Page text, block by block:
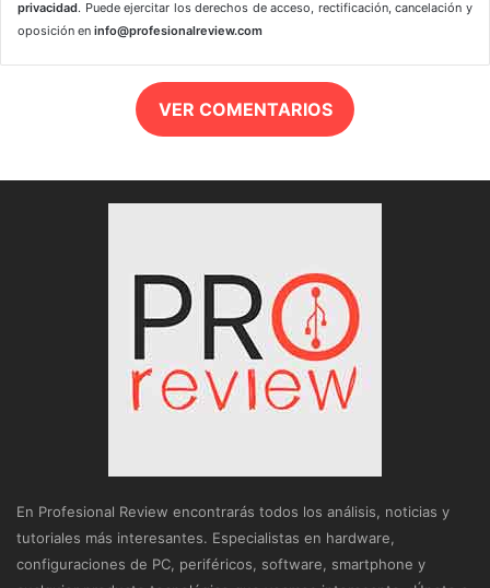
privacidad. Puede ejercitar los derechos de acceso, rectificación, cancelación y
oposición en info@profesionalreview.com
VER COMENTARIOS
En Profesional Review encontrarás todos los análisis, noticias y
tutoriales más interesantes. Especialistas en hardware,
configuraciones de PC, periféricos, software, smartphone y